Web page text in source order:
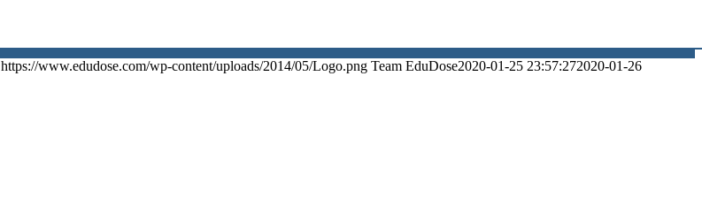
https://www.edudose.com/wp-content/uploads/2014/05/Logo.png Team EduDose2020-01-25 23:57:272020-01-26